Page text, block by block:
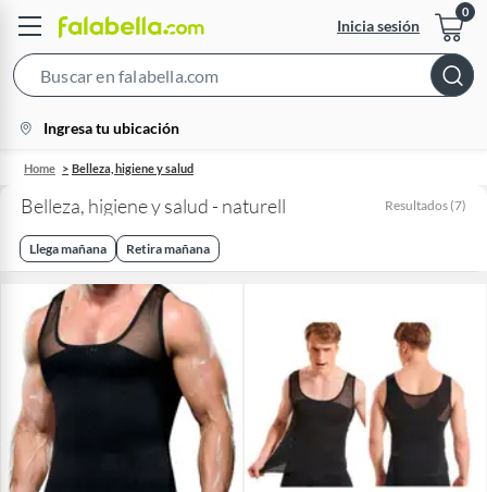
Inicia sesión
Bar
location-
icon
Ingresa tu ubicación
Home Belleza, higiene y salud
Belleza, higiene y salud - naturell Resultados (7)
Llega mañana Retira mañana